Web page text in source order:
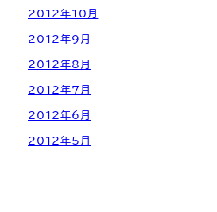
2012年10月
2012年9月
2012年8月
2012年7月
2012年6月
2012年5月